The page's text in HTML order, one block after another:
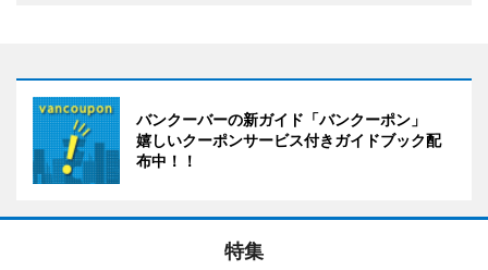
バンクーバーの新ガイド「バンクーポン」
嬉しいクーポンサービス付きガイドブック配
布中！！
特集